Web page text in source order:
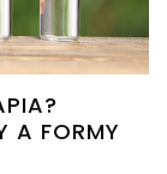
A FORMY